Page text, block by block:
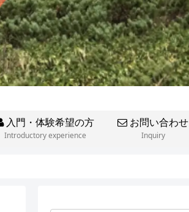
入門・体験希望の方
Introductory experience
お問い合わせ
Inquiry